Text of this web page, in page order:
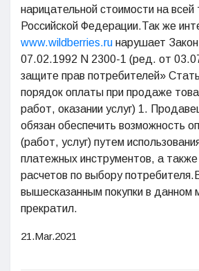
нарицательной стоимости на всей
Российской Федерации.Так же
www.wildberries.ru нарушает
07.02.1992 N 2300-1 (ред. от
защите прав потребителей»
порядок оплаты при продаже
работ, оказании услуг) 1.
обязан обеспечить возможность
(работ, услуг) путем
платежных инструментов, а
расчетов по выбору
вышесказанным покупки в данном
прекратил.
21.Mar.2021